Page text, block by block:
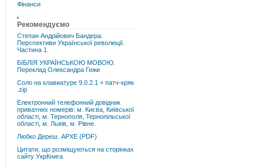
Фінанси
Рекомендуємо
Степан Андрійович Бандера.
Перспективи Української революції.
Частина 1.
БІБЛІЯ УКРАЇНСЬКОЮ МОВОЮ.
Переклад Олександра Гижи
Соло на клавиатуре 9.0.2.1 + патч-кряк
.zip
Електронний телефонний довідник
приватних номерів: м. Києва, Київської
області, м. Тернополя, Тернопільської
області, м. Львів, м. Рівне.
Любко Дереш. АРХЕ (PDF)
Цитати, що розміщуються на сторінках
сайту УкрКнига